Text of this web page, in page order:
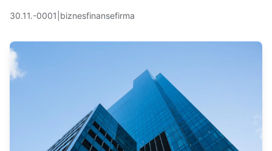
30.11.-0001 biznesfinansefirma